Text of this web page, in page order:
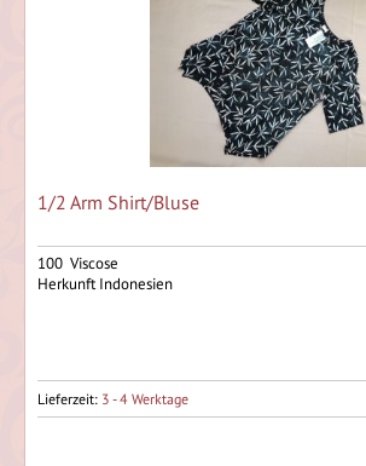
1/2 Arm Shirt/Bluse
100 Viscose
Herkunft Indonesien
Lieferzeit: 3 - 4 Werktage